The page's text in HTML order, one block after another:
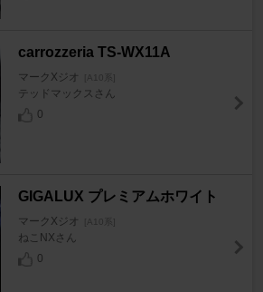
carrozzeria TS-WX11A
マークXジオ [A10系]
テッドマックスさん
0
GIGALUX プレミアムホワイト
マークXジオ [A10系]
ねこNXさん
0